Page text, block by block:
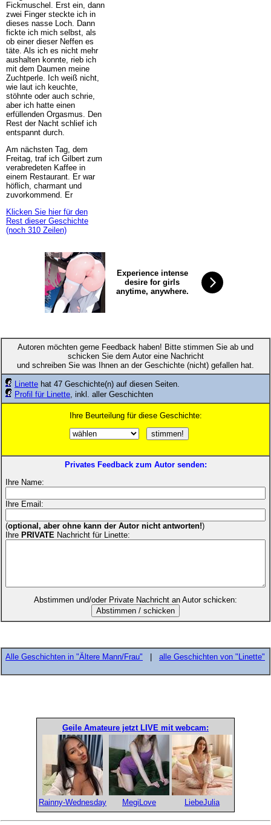
Fickmuschel. Erst ein, dann
zwei Finger steckte ich in
dieses nasse Loch. Dann
fickte ich mich selbst, als
ob einer dieser Neffen es
täte. Als ich es nicht mehr
aushalten konnte, rieb ich
mit dem Daumen meine
Zuchtperle. Ich weiß nicht,
wie laut ich keuchte,
stöhnte oder auch schrie,
aber ich hatte einen
erfüllenden Orgasmus. Den
Rest der Nacht schlief ich
entspannt durch.
Am nächsten Tag, dem
Freitag, traf ich Gilbert zum
verabredeten Kaffee in
einem Restaurant. Er war
höflich, charmant und
zuvorkommend. Er
Klicken Sie hier für den
Rest dieser Geschichte
(noch 310 Zeilen)
Experience intense
desire for girls
anytime, anywhere.
Autoren möchten gerne Feedback haben! Bitte stimmen Sie ab und
schicken Sie dem Autor eine Nachricht
und schreiben Sie was Ihnen an der Geschichte (nicht) gefallen hat.
Linette hat 47 Geschichte(n) auf diesen Seiten.
Profil für Linette, inkl. aller Geschichten
Ihre Beurteilung für diese Geschichte:
Privates Feedback zum Autor senden:
Ihre Name:
Ihre Email:
(optional, aber ohne kann der Autor nicht antworten!)
Ihre PRIVATE Nachricht für Linette:
Abstimmen und/oder Private Nachricht an Autor schicken:
Alle Geschichten in "Ältere Mann/Frau" alle Geschichten von "Linette"
Geile Amateure jetzt LIVE mit webcam:
Rainny-Wednesday MegiLove LiebeJulia